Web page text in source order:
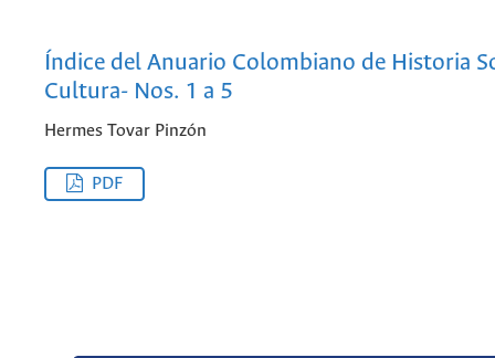
Índice del Anuario Colombiano de Historia
Cultura- Nos. 1 a 5
Hermes Tovar Pinzón
PDF